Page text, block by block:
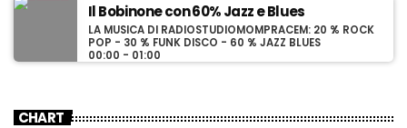
Il Bobinone con 60% Jazz e Blues
LA MUSICA DI RADIOSTUDIOMOMPRACEM: 20 % ROCK
POP - 30 % FUNK DISCO - 60 % JAZZ BLUES
00:00 - 01:00
CHART